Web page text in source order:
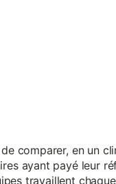
comparer, en un
ayant payé leur
travaillent